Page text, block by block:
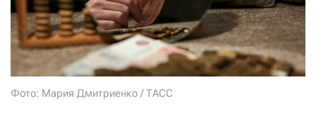
Фото: Мария Дмитриенко / ТАСС
Если у вас есть вопросы, пишите donate@novayagazeta.ruили
звоните:
+7 (929) 612-03-68